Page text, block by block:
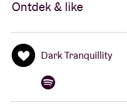
Ontdek & like
Dark Tranquillity